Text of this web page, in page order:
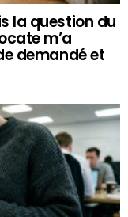
la question du
m’a
demandé et